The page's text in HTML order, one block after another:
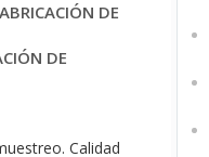
DE
DE
Calidad